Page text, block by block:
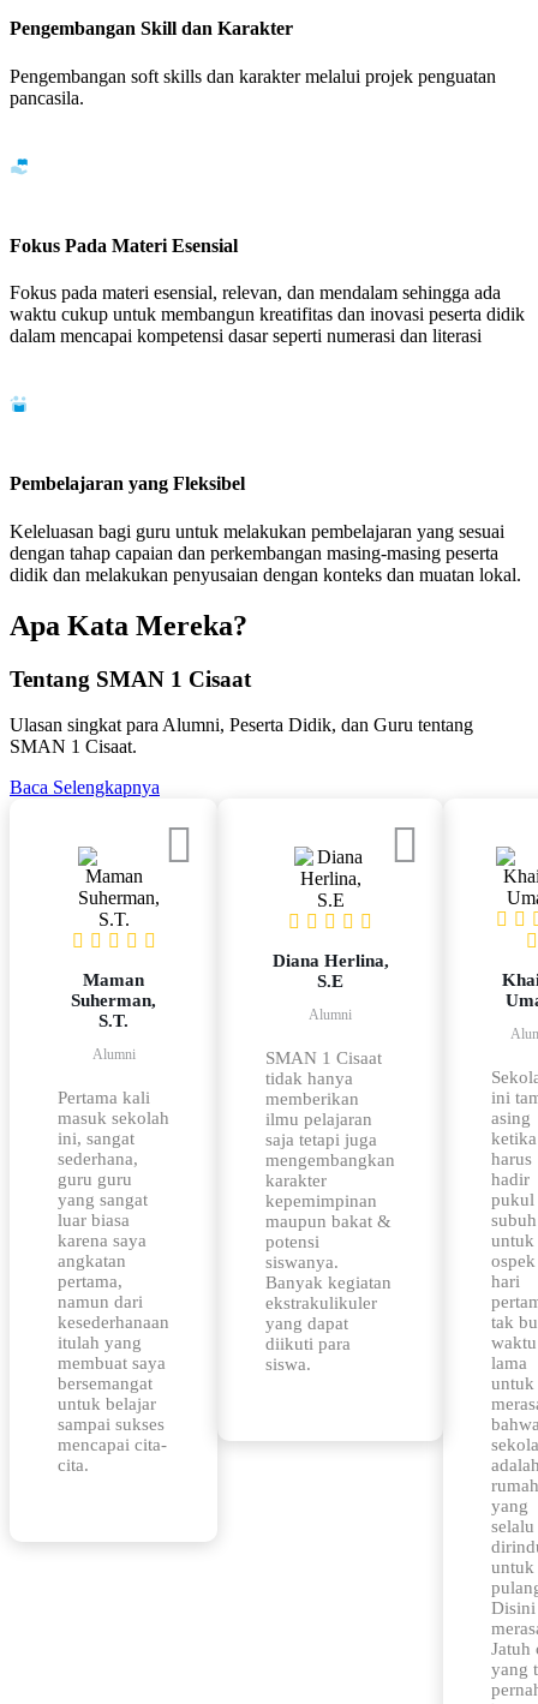
Pengembangan Skill dan Karakter
Pengembangan soft skills dan karakter melalui projek penguatan
pancasila.
Fokus Pada Materi Esensial
Fokus pada materi esensial, relevan, dan mendalam sehingga ada
waktu cukup untuk membangun kreatifitas dan inovasi peserta didik
dalam mencapai kompetensi dasar seperti numerasi dan literasi
Pembelajaran yang Fleksibel
Keleluasan bagi guru untuk melakukan pembelajaran yang sesuai
dengan tahap capaian dan perkembangan masing-masing peserta
didik dan melakukan penyusaian dengan konteks dan muatan lokal.
Apa Kata Mereka?
Tentang SMAN 1 Cisaat
Ulasan singkat para Alumni, Peserta Didik, dan Guru tentang
SMAN 1 Cisaat.
Baca Selengkapnya
Maman
Suherman,
S.T.
Alumni
Pertama kali
masuk sekolah
ini, sangat
sederhana,
guru guru
yang sangat
luar biasa
karena saya
angkatan
pertama,
namun dari
kesederhanaan
itulah yang
membuat saya
bersemangat
untuk belajar
sampai sukses
mencapai cita-
cita.
Diana Herlina,
S.E
Alumni
SMAN 1 Cisaat
tidak hanya
memberikan
ilmu pelajaran
saja tetapi juga
mengembangkan
karakter
kepemimpinan
maupun bakat &
potensi
siswanya.
Banyak kegiatan
ekstrakulikuler
yang dapat
diikuti para
siswa.
ini
asing
ketika
harus
hadir
pukul
subuh
untuk
hari
tak
waktu
lama
untuk
rumah
yang
selalu
untuk
Disini
Jatuh
yang